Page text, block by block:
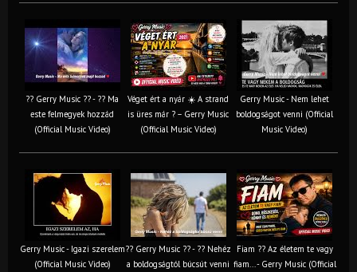
?? Gerry Music ?? - ?? Ma
este felmegyek hozzád
(Official Music Video)
Véget ért a nyár ☀️ A strand
is üres már ? – Gerry Music
(Official Music Video)
Gerry Music - Nem lehet
boldogságot venni (Official
Music Video)
Gerry Music - Igazi szerelem
(Official Music Video)
?? Gerry Music ?? - ?? Nehéz
a boldogságtól búcsút venni
Fiam ?‍? Az életem te vagy
fiam... - Gerry Music (Official